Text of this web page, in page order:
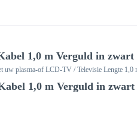
1,0 m Verguld in zwart
uw plasma-of LCD-TV / Televisie Lengte
1,0 m Verguld in zwart